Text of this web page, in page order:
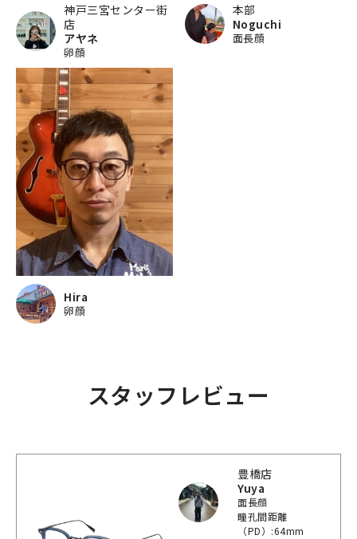
神戸三宮センター街
店
アヤネ
卵顔
本部
Noguchi
面長顔
Hira
卵顔
スタッフレビュー
豊橋店
Yuya
面長顔
瞳孔間距離
（PD）:64mm